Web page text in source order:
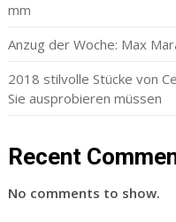
mm
Anzug der Woche: Max
2018 stilvolle Stücke von
Sie ausprobieren müssen
Recent
No comments to show.